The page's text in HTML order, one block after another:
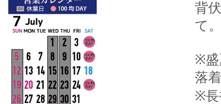
背
て
※盛
落
※長